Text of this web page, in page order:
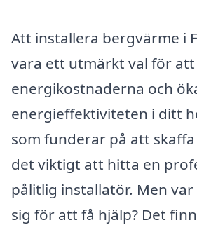
Att installera bergvärme i
vara ett utmärkt val för att
energikostnaderna och
energieffektiviteten i ditt
som funderar på att
det viktigt att hitta en
pålitlig installatör. Men
sig för att få hjälp? Det